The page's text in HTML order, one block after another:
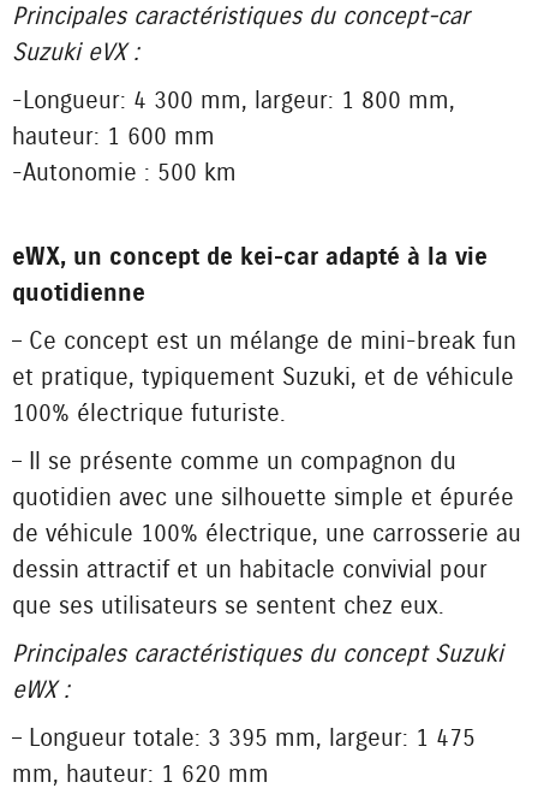
Principales caractéristiques du concept-car
Suzuki eVX :
-Longueur : 4 300 mm, largeur : 1 800 mm,
hauteur : 1 600 mm
-Autonomie : 500 km
eWX, un concept de kei-car adapté à la vie
quotidienne
– Ce concept est un mélange de mini-break fun
et pratique, typiquement Suzuki, et de véhicule
100% électrique futuriste.
– Il se présente comme un compagnon du
quotidien avec une silhouette simple et épurée
de véhicule 100% électrique, une carrosserie au
dessin attractif et un habitacle convivial pour
que ses utilisateurs se sentent chez eux.
Principales caractéristiques du concept Suzuki
eWX :
– Longueur totale : 3 395 mm, largeur : 1 475
mm, hauteur : 1 620 mm